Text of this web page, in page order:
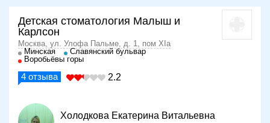
Детская стоматология Малыш и
Карлсон
Москва, ул. Улофа Пальме, д. 1, пом XIa
Минская
Славянский бульвар
Воробьёвы горы
4 отзыва 2.2
Холодкова Екатерина Витальевна